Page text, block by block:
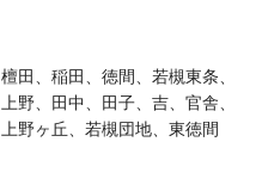
檀田、稲田、徳間、若槻東条、
上野、田中、田子、吉、官舎、
上野ヶ丘、若槻団地、東徳間